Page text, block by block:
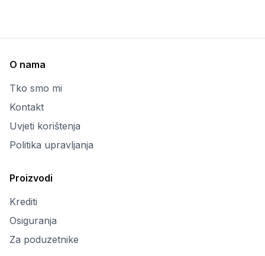
O nama
Tko smo mi
Kontakt
Uvjeti korištenja
Politika upravljanja
Proizvodi
Krediti
Osiguranja
Za poduzetnike